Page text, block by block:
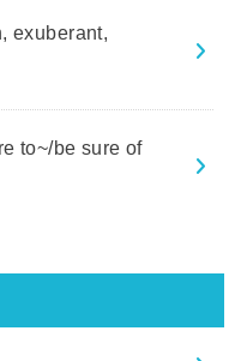
exuberant,
to~/be sure of